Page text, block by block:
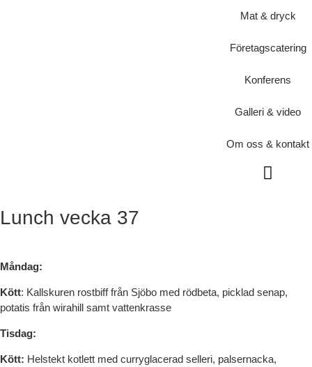
Mat & dryck
Företagscatering
Konferens
Galleri & video
Om oss & kontakt
Lunch vecka 37
Måndag:
Kött: Kallskuren rostbiff från Sjöbo med rödbeta, picklad senap,
potatis från wirahill samt vattenkrasse
Tisdag:
Kött: Helstekt kotlett med curryglacerad selleri, palsernacka,